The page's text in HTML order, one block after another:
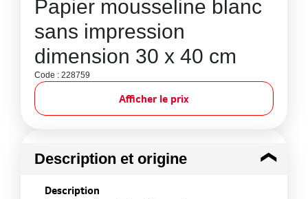
Papier mousseline blanc
sans impression
dimension 30 x 40 cm
Code : 228759
Afficher le prix
Description et origine
Description